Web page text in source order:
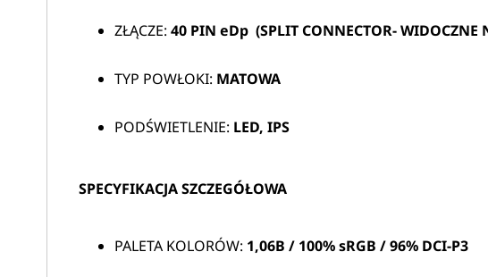
ZŁĄCZE: 40 PIN eDp (SPLIT CONNECTOR- WIDOCZNE
TYP POWŁOKI: MATOWA
PODŚWIETLENIE: LED, IPS
SPECYFIKACJA SZCZEGÓŁOWA
PALETA KOLORÓW: 1,06B / 100% sRGB / 96% DCI-P3